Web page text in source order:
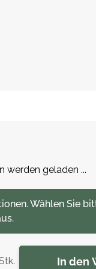
In den
Wählen Sie
werden geladen ...